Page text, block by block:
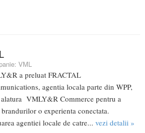
VML
a preluat FRACTAL
agentia locala parte din WPP,
alatura VMLY&R Commerce pentru a
o experienta conectata.
agentiei locale de catre... vezi detalii »